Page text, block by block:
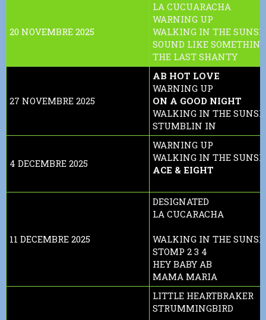
20 NOVEMBRE 2025
LA CUCUARACHA
WARNING UP
WALKING IN THE
SOUND LIKE SOMETHING
THE LAST SHANTY
27 NOVEMBRE 2025
AB HOT LOVE
WARNING UP
ON A GOOD NIGHT
WALKING IN THE
STUMBLIN IN
4 DECEMBRE 2025
WARNING UP
WALKING IN THE
ACE & EIGHT
11 DECEMBRE 2025
DESIGNATED
LA CUCARACHA
WALKING IN THE
STOMP 2 3 4
HEY BABY AB
MAMA MARIA
LITTLE HEARTBRAKER
STRUMMINGBIRD